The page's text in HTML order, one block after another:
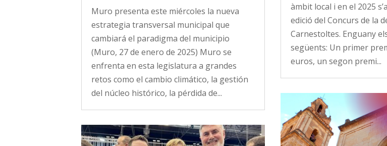
Muro presenta este miércoles la nueva
estrategia transversal municipal que
cambiará el paradigma del municipio
(Muro, 27 de enero de 2025) Muro se
enfrenta en esta legislatura a grandes
retos como el cambio climático, la gestión
del núcleo histórico, la pérdida de...
àmbit local i en el 2025
edició del Concurs de la
Carnestoltes. Enguany
següents: Un primer
euros, un segon premi...